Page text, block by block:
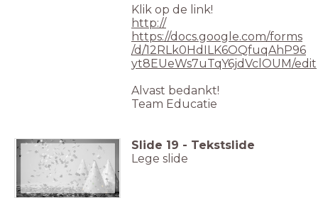
Klik op de link!
http://
https://docs.google.com/forms
/d/12RLk0HdILK6OQfuqAhP96
yt8EUeWs7uTqY6jdVclOUM/edit
Alvast bedankt!
Team Educatie
Slide 19 - Tekstslide
Lege slide